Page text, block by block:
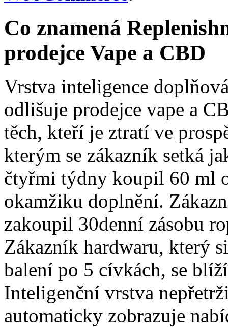
Co znamená
prodejce Vape a CBD
Vrstva inteligence
odlišuje prodejce vape a
těch, kteří je ztratí ve
kterým se zákazník setká
čtyřmi týdny koupil 60 ml
okamžiku doplnění.
zakoupil 30denní zásobu
Zákazník hardwaru, který
balení po 5 cívkách, se
Inteligenční vrstva
automaticky zobrazuje